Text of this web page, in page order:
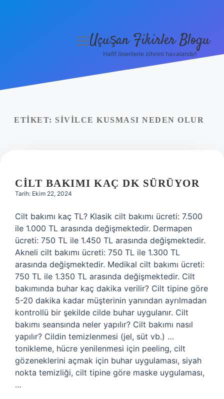
Yasal Uyarı
menüyü
Uçuşan Fikirler Blogu
Hafif önerilerle zihnini havalandır!
ETIKET: SIVILCE KUSMASI NEDEN OLUR
CILT BAKIMI KAÇ DK SÜRÜYOR
Tarih: Ekim 22, 2024
Cilt bakımı kaç TL? Klasik cilt bakımı ücreti: 7.500
ile 1.000 TL arasında değişmektedir. Dermapen
ücreti: 750 TL ile 1.450 TL arasında değişmektedir.
Akneli cilt bakımı ücreti: 750 TL ile 1.300 TL
arasında değişmektedir. Medikal cilt bakımı ücreti:
750 TL ile 1.350 TL arasında değişmektedir. Cilt
bakımında buhar kaç dakika verilir? Cilt tipine göre
5-20 dakika kadar müşterinin yanından ayrılmadan
kontrollü bir şekilde cilde buhar uygulanır. Cilt
bakımı seansında neler yapılır? Cilt bakımı nasıl
yapılır? Cildin temizlenmesi (jel, süt vb.) …
tonikleme, hücre yenilenmesi için peeling, cilt
gözeneklerini açmak için buhar uygulaması, siyah
nokta temizliği, cilt tipine göre maske uygulaması,
…